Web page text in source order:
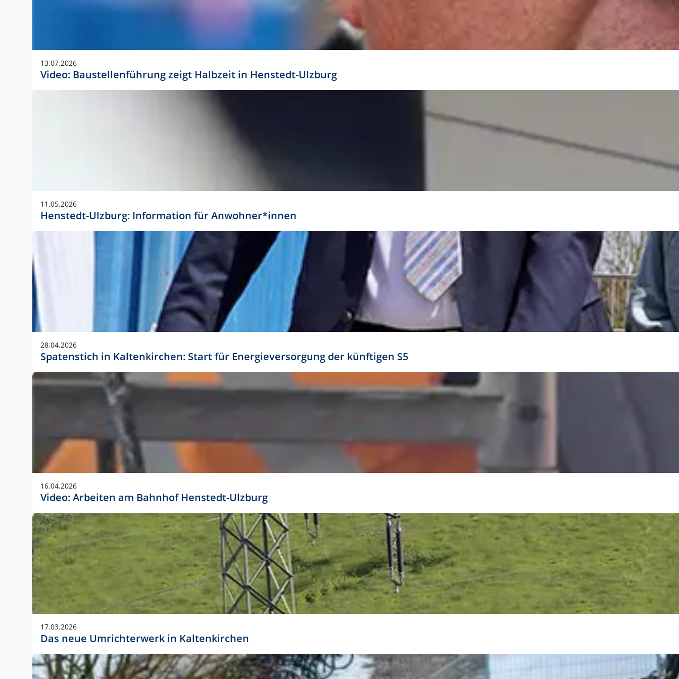
Anwendungsgröße im Layout:
Die Logohöhe beträgt 4 – 10 % der jeweiligen Formathöhe. Daraus ergeben sich für gängige Formate
folgende fest definierte Anwendungsgrößen im Layout:
DIN A3 – 15 mm hoch (5 %)
DIN A1 – 39 mm hoch (5 %)
DIN lang – 10 mm hoch (5 %)
1080 x 1080 px – 78 px hoch (7 %)
In Ausnahmefällen darf das Logo jedoch auch größer oder kleiner gesetzt werden. Dazu bedarf es jedoch
stets der vorherigen Absprache mit der Marketingabteilung.
13.07.2026
Video: Baustellenführung zeigt Halbzeit in Henstedt-Ulzburg
11.05.2026
Henstedt-Ulzburg: Information für Anwohner*innen
28.04.2026
Spatenstich in Kaltenkirchen: Start für Energieversorgung der künftigen S5
16.04.2026
Video: Arbeiten am Bahnhof Henstedt-Ulzburg
17.03.2026
Das neue Umrichterwerk in Kaltenkirchen